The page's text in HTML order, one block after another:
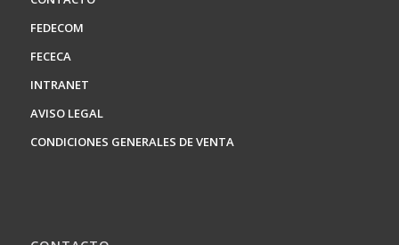
FEDECOM
FECECA
INTRANET
AVISO LEGAL
CONDICIONES GENERALES DE VENTA